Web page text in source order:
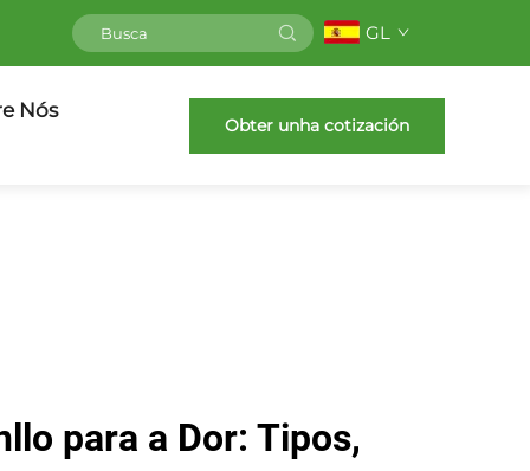
GL
Nós
Obter unha cotización
para a Dor: Tipos,